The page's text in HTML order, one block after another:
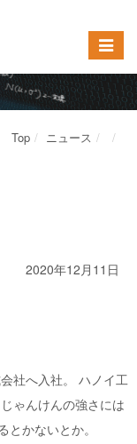
Top ニュース
2020年12月11日
社へ入社。 ハノイ工
ゃんけんの強さには
かないとか。